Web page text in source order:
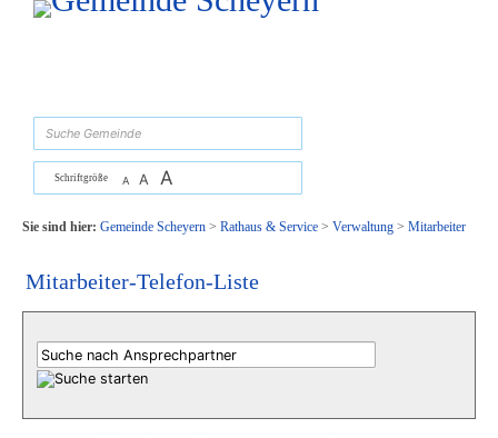
Zum Inhalt, zur Navigationoder zur Startseite springen.
Schriftgröße A A A
Sie sind hier: Gemeinde Scheyern> Rathaus & Service> Verwaltung> Mitarbeiter
Mitarbeiter-Telefon-Liste